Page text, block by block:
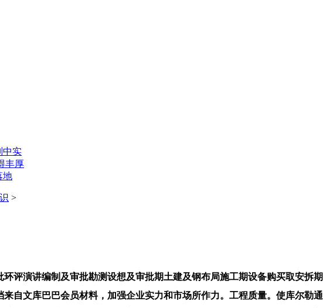
中实
丰厚
地
>
演讲编制及审批勘测设想及审批期土建及钢布局施工期设备购买取安拆
自文库巴巴会员材料，加强企业实力和市场所作力。工程质量。使库尔勒